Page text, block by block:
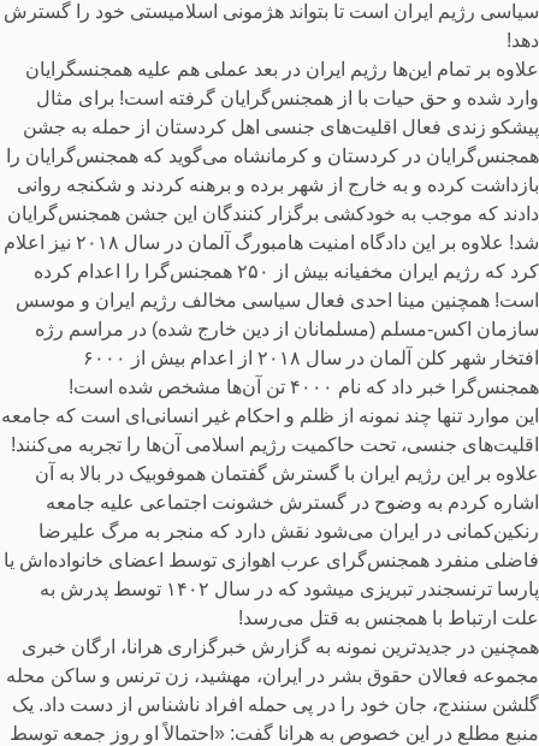
سیاسی رژیم ایران است تا بتواند هژمونی اسلامیستی خود را گسترش
دهد!
علاوه بر تمام این‌ها رژیم ایران در بعد عملی هم علیه همجنسگرایان
وارد شده و حق حیات با از همجنس‌گرایان گرفته است! برای مثال
پیشکو زندی فعال اقلیت‌های جنسی اهل کردستان از حمله به جشن
همجنس‌گرایان در کردستان و کرمانشاه می‌گوید که همجنس‌گرایان را
بازداشت کرده و به خارج از شهر برده و برهنه کردند و شکنجه روانی
دادند که موجب به خودکشی برگزار کنندگان این جشن همجنس‌گرایان
شد! علاوه بر این دادگاه امنیت هامبورگ آلمان در سال ۲۰۱۸ نیز اعلام
کرد که رژیم ایران مخفیانه بیش از ۲۵۰ همجنس‌گرا را اعدام کرده
است! همچنین مینا احدی فعال سیاسی مخالف رژیم ایران و موسس
سازمان اکس-مسلم (مسلمانان از دین خارج شده) در مراسم رژه
افتخار شهر کلن آلمان در سال ۲۰۱۸ از اعدام بیش از ۶۰۰۰
همجنس‌گرا خبر داد که نام ۴۰۰۰ تن آن‌ها مشخص شده است!
این موارد تنها چند نمونه از ظلم و احکام غیر انسانی‌ای است که جامعه
اقلیت‌های جنسی، تحت حاکمیت رژیم اسلامی آن‌ها را تجربه می‌کنند!
علاوه بر این رژیم ایران با گسترش گفتمان هموفوبیک در بالا به آن
اشاره کردم به وضوح در گسترش خشونت اجتماعی علیه جامعه
رنکین‌کمانی در ایران می‌شود نقش دارد که منجر به مرگ علیرضا
فاضلی منفرد همجنس‌گرای عرب اهوازی توسط اعضای خانواده‌اش یا
پارسا ترنسجندر تبریزی میشود که در سال ۱۴۰۲ توسط پدرش به
علت ارتباط با همجنس‌ به قتل می‌رسد!
همچنین در جدیدترین نمونه به گزارش خبرگزاری هرانا، ارگان خبری
مجموعه فعالان حقوق بشر در ایران، مهشید، زن ترنس و ساکن محله
گلشن سنندج، جان خود را در پی حمله افراد ناشناس از دست داد. یک
منبع مطلع در این خصوص به هرانا گفت: «احتمالاً او روز جمعه توسط